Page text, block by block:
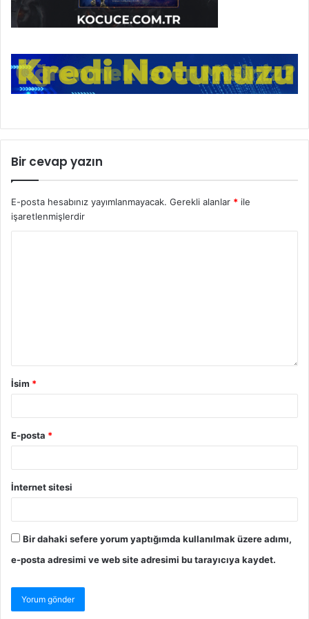
Bir cevap yazın
E-posta hesabınız yayımlanmayacak. Gerekli alanlar * ile
işaretlenmişlerdir
İsim *
E-posta *
İnternet sitesi
Bir dahaki sefere yorum yaptığımda kullanılmak üzere adımı,
e-posta adresimi ve web site adresimi bu tarayıcıya kaydet.